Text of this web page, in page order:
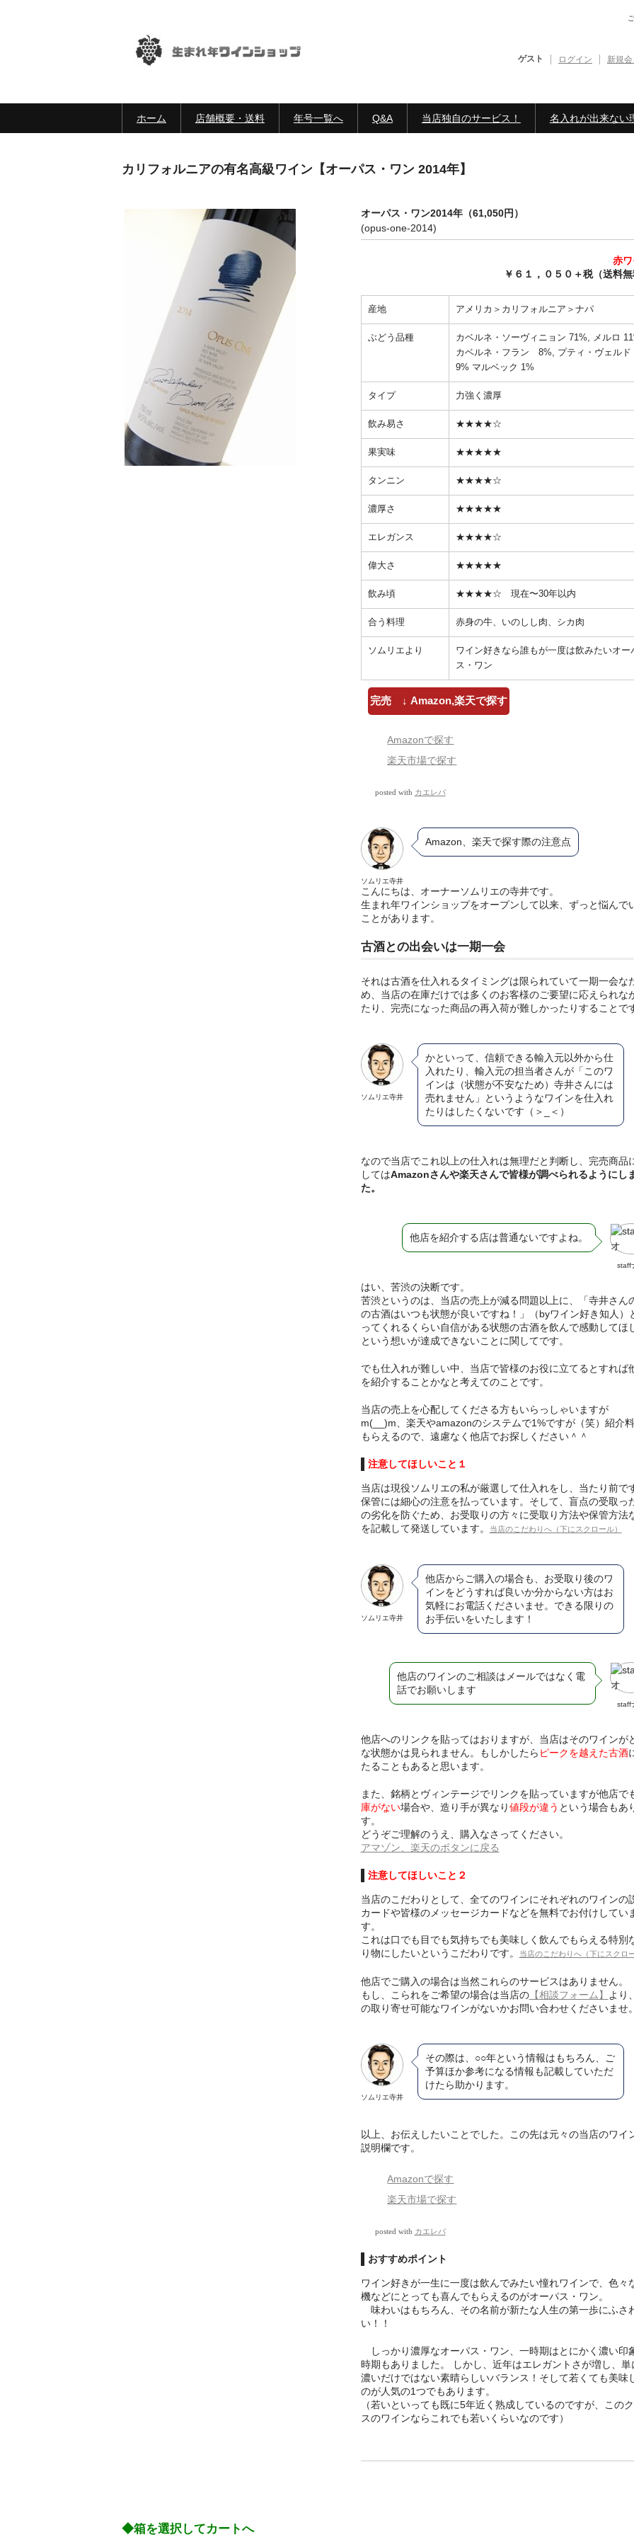
ゲスト ログイン 新規
ホーム 店舗概要・送料 年号一覧へ Q&A 当店独自のサービス！ 名入れが出来ない
カリフォルニアの有名高級ワイン【オーパス・ワン 2014年】
オーパス・ワン2014年（61,050円）
(opus-one-2014)
赤
￥６１，０５０＋税（送料無
産地 アメリカ＞カリフォルニア＞ナパ
ぶどう品種
カベルネ・ソーヴィニョン 71%, メルロ
カベルネ・フラン 8%, プティ・ヴェルド
9% マルベック 1%
タイプ 力強く濃厚
飲み易さ ★★★★☆
果実味 ★★★★★
タンニン ★★★★☆
濃厚さ ★★★★★
エレガンス ★★★★☆
偉大さ ★★★★★
飲み頃 ★★★★☆ 現在〜30年以内
合う料理 赤身の牛、いのしし肉、シカ肉
ソムリエより
ワイン好きなら誰もが一度は飲みたいオー
ス・ワン
完売 ↓ Amazon,楽天で探す
Amazonで探す
楽天市場で探す
posted with カエレバ
ソムリエ寺井
Amazon、楽天で探す際の注意点
こんにちは、オーナーソムリエの寺井です。
生まれ年ワインショップをオープンして以来、ずっと悩んで
ことがあります。
古酒との出会いは一期一会
それは古酒を仕入れるタイミングは限られていて一期一会な
め、当店の在庫だけでは多くのお客様のご要望に応えられな
たり、完売になった商品の再入荷が難しかったりすることで
ソムリエ寺井
かといって、信頼できる輸入元以外から仕
入れたり、輸入元の担当者さんが「このワ
インは（状態が不安なため）寺井さんには
売れません」というようなワインを仕入れ
たりはしたくないです（＞_＜）
なので当店でこれ以上の仕入れは無理だと判断し、完売商品
してはAmazonさんや楽天さんで皆様が調べられるようにし
た。
staff
他店を紹介する店は普通ないですよね。
はい、苦渋の決断です。
苦渋というのは、当店の売上が減る問題以上に、「寺井さん
の古酒はいつも状態が良いですね！」（byワイン好き知人）
ってくれるくらい自信がある状態の古酒を飲んで感動してほ
という想いが達成できないことに関してです。
でも仕入れが難しい中、当店で皆様のお役に立てるとすれば
を紹介することかなと考えてのことです。
当店の売上を心配してくださる方もいらっしゃいますが
m(__)m、楽天やamazonのシステムで1%ですが（笑）紹介
もらえるので、遠慮なく他店でお探しください＾＾
注意してほしいこと１
当店は現役ソムリエの私が厳選して仕入れをし、当たり前で
保管には細心の注意を払っています。そして、盲点の受取っ
の劣化を防ぐため、お受取りの方々に受取り方法や保管方法
を記載して発送しています。
当店のこだわりへ（下にスクロール）
ソムリエ寺井
他店からご購入の場合も、お受取り後のワ
インをどうすれば良いか分からない方はお
気軽にお電話くださいませ。できる限りの
お手伝いをいたします！
staff
他店のワインのご相談はメールではなく電
話でお願いします
他店へのリンクを貼ってはおりますが、当店はそのワインが
な状態かは見られません。もしかしたら ピークを越えた古酒
たることもあると思います。
また、銘柄とヴィンテージでリンクを貼っていますが他店で
庫がない場合や、造り手が異なり値段が違う という場合もあ
す。
どうぞご理解のうえ、購入なさってください。
アマゾン、楽天のボタンに戻る
注意してほしいこと２
当店のこだわりとして、全てのワインにそれぞれのワインの
カードや皆様のメッセージカードなどを無料でお付けしてい
す。
これは口でも目でも気持ちでも美味しく飲んでもらえる特別
り物にしたいというこだわりです。
当店のこだわりへ（下にスクロー
他店でご購入の場合は当然これらのサービスはありません。
もし、こられをご希望の場合は当店の【相談フォーム】 より
の取り寄せ可能なワインがないかお問い合わせくださいませ。
ソムリエ寺井
その際は、○○年という情報はもちろん、ご
予算ほか参考になる情報も記載していただ
けたら助かります。
以上、お伝えしたいことでした。この先は元々の当店のワイ
説明欄です。
Amazonで探す
楽天市場で探す
posted with カエレバ
おすすめポイント
ワイン好きが一生に一度は飲んでみたい憧れワインで、色々
機などにとっても喜んでもらえるのがオーパス・ワン。
味わいはもちろん、その名前が新たな人生の第一歩にふさ
い！！
しっかり濃厚なオーパス・ワン、一時期はとにかく濃い印
時期もありました。 しかし、近年はエレガントさが増し、単
濃いだけではない素晴らしいバランス！そして若くても美味
のが人気の1つでもあります。
（若いといっても既に5年近く熟成しているのですが、この
スのワインならこれでも若いくらいなのです）
◆箱を選択してカートへ